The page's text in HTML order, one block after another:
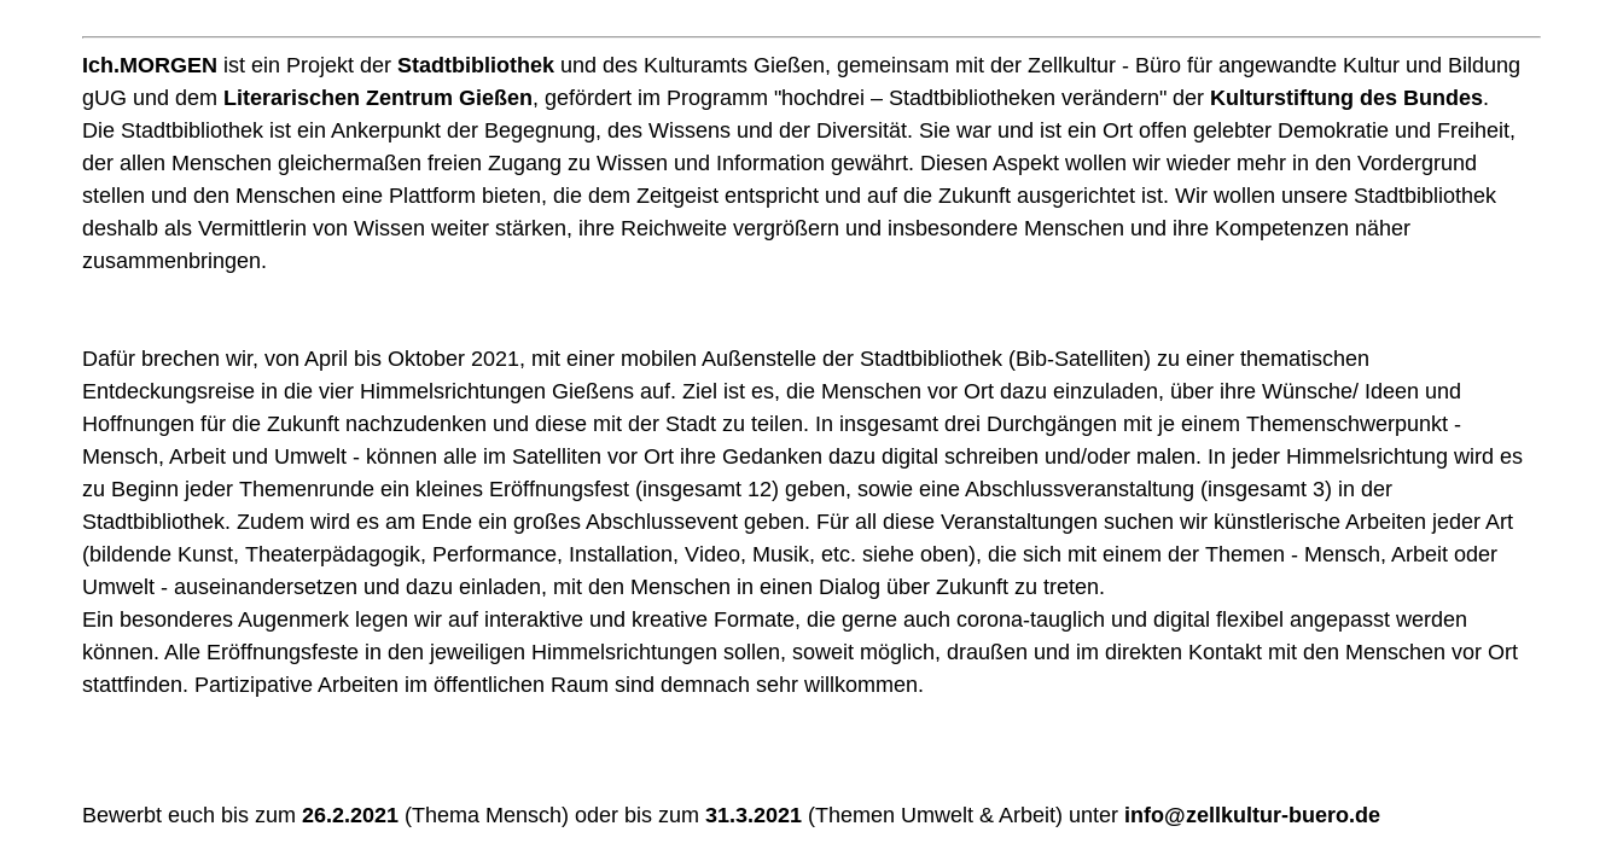
Ich.MORGEN ist ein Projekt der Stadtbibliothek und des Kulturamts Gießen, gemeinsam mit der Zellkultur - Büro für angewandte Kultur und Bildung
gUG und dem Literarischen Zentrum Gießen, gefördert im Programm "hochdrei – Stadtbibliotheken verändern" der Kulturstiftung des Bundes.
Die Stadtbibliothek ist ein Ankerpunkt der Begegnung, des Wissens und der Diversität. Sie war und ist ein Ort offen gelebter Demokratie und Freiheit,
der allen Menschen gleichermaßen freien Zugang zu Wissen und Information gewährt. Diesen Aspekt wollen wir wieder mehr in den Vordergrund
stellen und den Menschen eine Plattform bieten, die dem Zeitgeist entspricht und auf die Zukunft ausgerichtet ist. Wir wollen unsere Stadtbibliothek
deshalb als Vermittlerin von Wissen weiter stärken, ihre Reichweite vergrößern und insbesondere Menschen und ihre Kompetenzen näher
zusammenbringen.
Dafür brechen wir, von April bis Oktober 2021, mit einer mobilen Außenstelle der Stadtbibliothek (Bib-Satelliten) zu einer thematischen
Entdeckungsreise in die vier Himmelsrichtungen Gießens auf. Ziel ist es, die Menschen vor Ort dazu einzuladen, über ihre Wünsche/ Ideen und
Hoffnungen für die Zukunft nachzudenken und diese mit der Stadt zu teilen. In insgesamt drei Durchgängen mit je einem Themenschwerpunkt -
Mensch, Arbeit und Umwelt - können alle im Satelliten vor Ort ihre Gedanken dazu digital schreiben und/oder malen. In jeder Himmelsrichtung wird es
zu Beginn jeder Themenrunde ein kleines Eröffnungsfest (insgesamt 12) geben, sowie eine Abschlussveranstaltung (insgesamt 3) in der
Stadtbibliothek. Zudem wird es am Ende ein großes Abschlussevent geben. Für all diese Veranstaltungen suchen wir künstlerische Arbeiten jeder Art
(bildende Kunst, Theaterpädagogik, Performance, Installation, Video, Musik, etc. siehe oben), die sich mit einem der Themen - Mensch, Arbeit oder
Umwelt - auseinandersetzen und dazu einladen, mit den Menschen in einen Dialog über Zukunft zu treten.
Ein besonderes Augenmerk legen wir auf interaktive und kreative Formate, die gerne auch corona-tauglich und digital flexibel angepasst werden
können. Alle Eröffnungsfeste in den jeweiligen Himmelsrichtungen sollen, soweit möglich, draußen und im direkten Kontakt mit den Menschen vor Ort
stattfinden. Partizipative Arbeiten im öffentlichen Raum sind demnach sehr willkommen.
Bewerbt euch bis zum 26.2.2021 (Thema Mensch) oder bis zum 31.3.2021 (Themen Umwelt & Arbeit) unter info@zellkultur-buero.de